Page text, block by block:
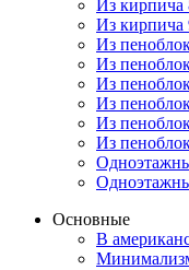
Из кирпича
Из кирпича
Из
Из
Из
Из
Из
Из
Основные
В